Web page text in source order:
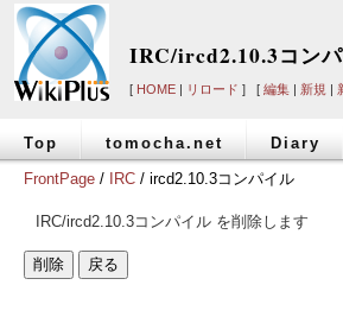
IRC/ircd2.10.3コン
[ HOME | リロード ] [ 編集 | 新規 |
Top tomocha.net Diary
FrontPage / IRC / ircd2.10.3コンパイル
IRC/ircd2.10.3コンパイル を削除します